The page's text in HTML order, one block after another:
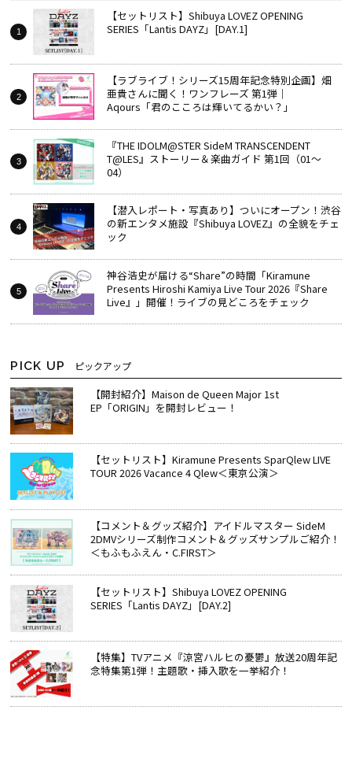
【セットリスト】Shibuya LOVEZ OPENING
SERIES「Lantis DAYZ」[DAY.1]
【ラブライブ！シリーズ15周年記念特別企画】畑
亜貴さんに聞く！ワンフレーズ 第1弾｜
Aqours「君のこころは輝いてるかい？」
『THE IDOLM@STER SideM TRANSCENDENT
T@LES』ストーリー＆楽曲ガイド 第1回（01～
04）
【潜入レポート・写真あり】ついにオープン！渋谷
の新エンタメ施設『Shibuya LOVEZ』の全貌をチェ
ック
神谷浩史が届ける“Share”の時間――「Kiramune
Presents Hiroshi Kamiya Live Tour 2026『Share
Live』」開催！ライブの見どころをチェック
PICK UP ピックアップ
【開封紹介】Maison de Queen Major 1st
EP「ORIGIN」を開封レビュー！
【セットリスト】Kiramune Presents SparQlew LIVE
TOUR 2026 Vacance 4 Qlew＜東京公演＞
【コメント＆グッズ紹介】アイドルマスター SideM
2DMVシリーズ制作コメント＆グッズサンプルご紹介！
＜もふもふえん・C.FIRST＞
【セットリスト】Shibuya LOVEZ OPENING
SERIES「Lantis DAYZ」[DAY.2]
【特集】TVアニメ『涼宮ハルヒの憂鬱』放送20周年記
念特集第1弾！主題歌・挿入歌を一挙紹介！